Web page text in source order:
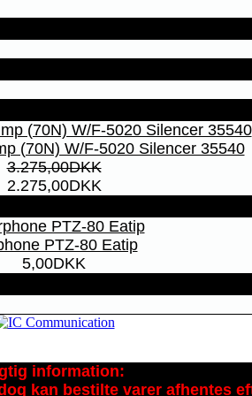
(70N) W/F-5020 Silencer 35540
3.275,00DKK
2.275,00DKK
PTZ-80 Eatip
5,00DKK
information:
kan bestilte varer afhentes